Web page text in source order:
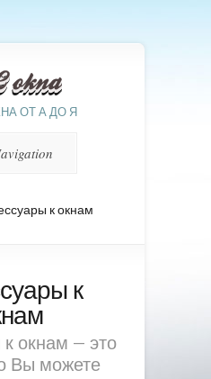
ОТ А ДО Я
к окнам
к
окнам — это
Вы можете